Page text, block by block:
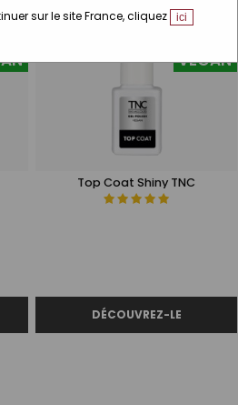
sur le site France, cliquez ici
Top Coat Shiny TNC
VEGAN